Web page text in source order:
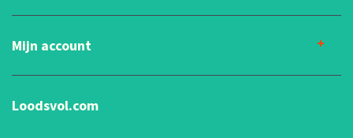
Mijn account
Loodsvol.com